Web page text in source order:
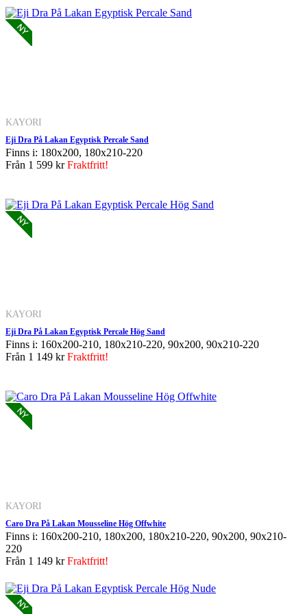
KAYORI
Eji Dra På Lakan Egyptisk Percale Sand
Finns i: 180x200, 180x210-220
Från 1 599 krFraktfritt!
KAYORI
Eji Dra På Lakan Egyptisk Percale Hög Sand
Finns i: 160x200-210, 180x210-220, 90x200, 90x210-220
Från 1 149 krFraktfritt!
KAYORI
Caro Dra På Lakan Mousseline Hög Offwhite
Finns i: 160x200-210, 180x200, 180x210-220, 90x200, 90x210-
220
Från 1 149 krFraktfritt!